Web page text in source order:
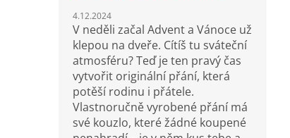
4.12.2024
V neděli začal Advent a Vánoce už
klepou na dveře. Cítíš tu sváteční
atmosféru? Teď je ten pravý čas
vytvořit originální přání, která
potěší rodinu i přátele.
Vlastnoručně vyrobené přání má
své kouzlo, které žádné koupené